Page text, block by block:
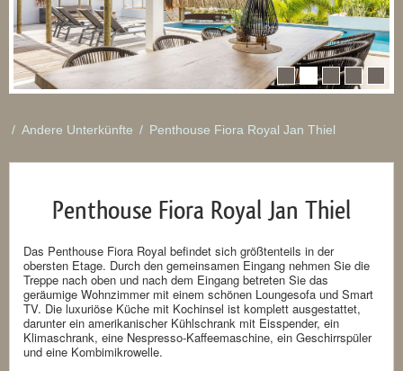
/ Andere Unterkünfte / Penthouse Fiora Royal Jan Thiel
Penthouse Fiora Royal Jan Thiel
Das Penthouse Fiora Royal befindet sich größtenteils in der
obersten Etage. Durch den gemeinsamen Eingang nehmen Sie die
Treppe nach oben und nach dem Eingang betreten Sie das
geräumige Wohnzimmer mit einem schönen Loungesofa und Smart
TV. Die luxuriöse Küche mit Kochinsel ist komplett ausgestattet,
darunter ein amerikanischer Kühlschrank mit Eisspender, ein
Klimaschrank, eine Nespresso-Kaffeemaschine, ein Geschirrspüler
und eine Kombimikrowelle.